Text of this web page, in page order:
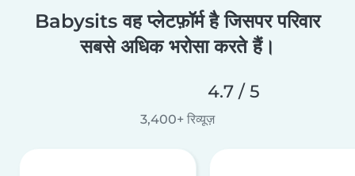
Babysits वह प्लेटफ़ॉर्म है जिसपर परिवार
सबसे अधिक भरोसा करते हैं।
4.7 / 5
3,400+ रिव्यूज़